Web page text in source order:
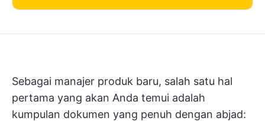
Sebagai manajer produk baru, salah satu hal
pertama yang akan Anda temui adalah
kumpulan dokumen yang penuh dengan abjad: